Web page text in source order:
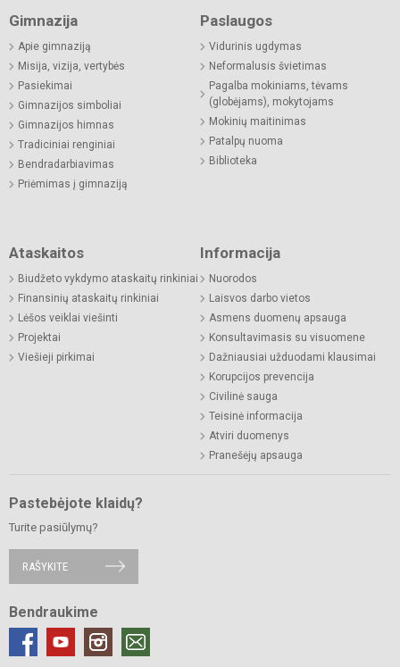
Gimnazija
Apie gimnaziją
Misija, vizija, vertybės
Pasiekimai
Gimnazijos simboliai
Gimnazijos himnas
Tradiciniai renginiai
Bendradarbiavimas
Priėmimas į gimnaziją
Paslaugos
Vidurinis ugdymas
Neformalusis švietimas
Pagalba mokiniams, tėvams
(globėjams), mokytojams
Mokinių maitinimas
Patalpų nuoma
Biblioteka
Ataskaitos
Biudžeto vykdymo ataskaitų rinkiniai
Finansinių ataskaitų rinkiniai
Lėšos veiklai viešinti
Projektai
Viešieji pirkimai
Informacija
Nuorodos
Laisvos darbo vietos
Asmens duomenų apsauga
Konsultavimasis su visuomene
Dažniausiai užduodami klausimai
Korupcijos prevencija
Civilinė sauga
Teisinė informacija
Atviri duomenys
Pranešėjų apsauga
Pastebėjote klaidų?
Turite pasiūlymų?
RAŠYKITE
Bendraukime